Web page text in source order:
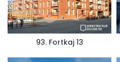
93. Fortkaj 13